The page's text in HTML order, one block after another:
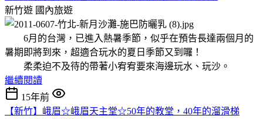
新竹遊 國內旅遊
6月的台灣，已進入熱暑季節，似乎在預告長達兩個月的
暑期即將到來，超適合玩水的夏日季節又到囉！
柔柔迫不及待的帶著小宥宥要來海邊玩水、玩沙。
繼續閱讀
15年前
【新竹】峨眉☆峨眉天主堂☆50年的教堂，40年的溜滑梯